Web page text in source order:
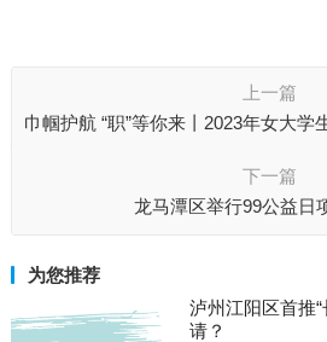
上一篇
巾帼护航 “职”等你来丨2023年女大学
下一篇
龙马潭区举行99公益日
为您推荐
泸州江阳区首推
请？